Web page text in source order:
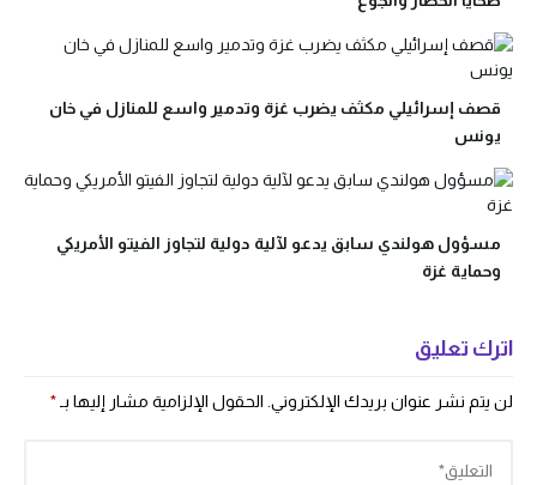
قصف إسرائيلي مكثف يضرب غزة وتدمير واسع للمنازل في خان
يونس
مسؤول هولندي سابق يدعو لآلية دولية لتجاوز الفيتو الأمريكي
وحماية غزة
اترك تعليق
لن يتم نشر عنوان بريدك الإلكتروني. الحقول الإلزامية مشار إليها بـ*